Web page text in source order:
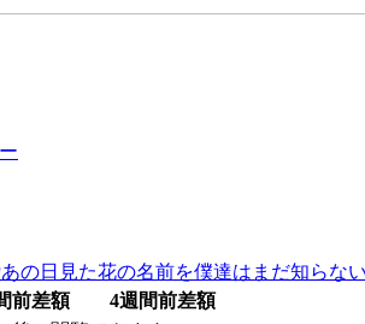
の日見た花の名前を僕達はまだ知らな
前差額
4週間前差額